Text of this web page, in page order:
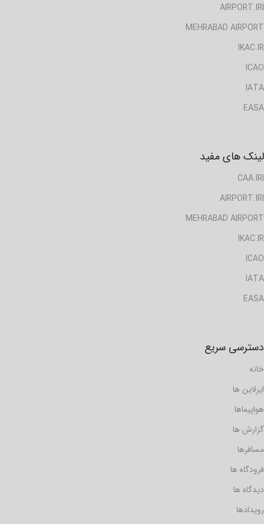
AIRPORT.IRI
MEHRABAD AIRPORT
IKAC.IR
ICAO
IATA
EASA
لینک های مفید
CAA.IRI
AIRPORT.IRI
MEHRABAD AIRPORT
IKAC.IR
ICAO
IATA
EASA
دسترسی سریع
خانه
ایرلاین ها
هواپیماها
گزارش ها
مسافرها
فرودگاه ها
دیدگاه ها
رویدادها